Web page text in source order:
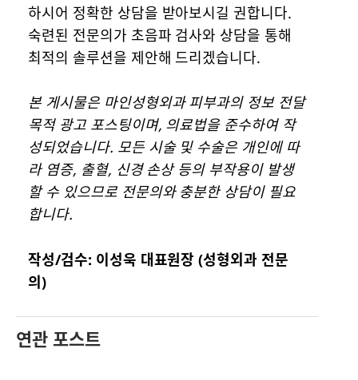
하시어 정확한 상담을 받아보시길 권합니다.
숙련된 전문의가 초음파 검사와 상담을 통해
최적의 솔루션을 제안해 드리겠습니다.
본 게시물은 마인성형외과 피부과의 정보 전달
목적 광고 포스팅이며, 의료법을 준수하여 작
성되었습니다. 모든 시술 및 수술은 개인에 따
라 염증, 출혈, 신경 손상 등의 부작용이 발생
할 수 있으므로 전문의와 충분한 상담이 필요
합니다.
작성/검수: 이성욱 대표원장 (성형외과 전문
의)
연관 포스트